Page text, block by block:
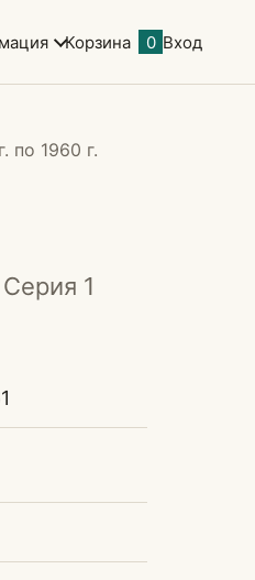
Корзина 0 Вход
по 1960 г.
1